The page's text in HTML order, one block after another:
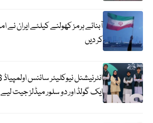
کر دیں
ایک گولڈ اور دو سلور میڈلز جیت لیے